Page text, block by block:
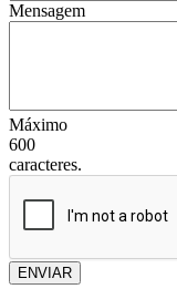
Mensagem
Máximo
600
caracteres.
ENVIAR